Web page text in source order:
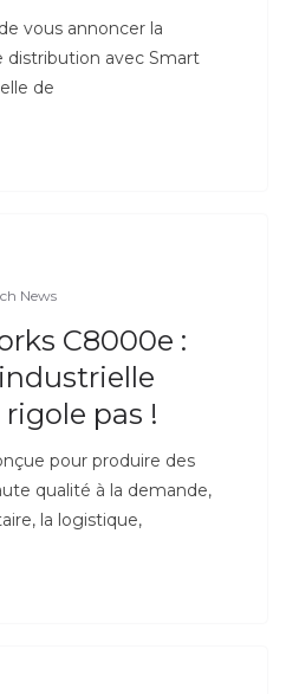
vous annoncer la
distribution avec Smart
de
News
C8000e :
pas !
pour produire des
qualité à la demande,
la logistique,